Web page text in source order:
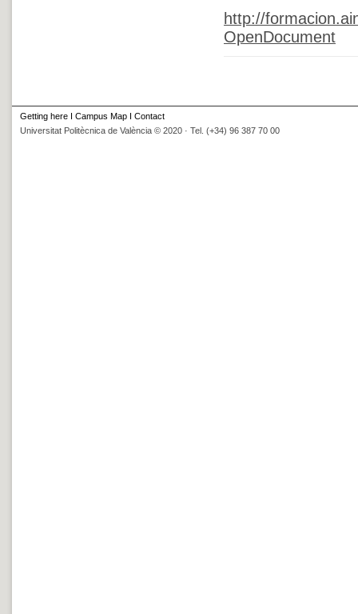
http://
OpenDocument
Getting here I Campus Map I Contact
Universitat Politècnica de València © 2020 · Tel. (+34) 96 387 70 00